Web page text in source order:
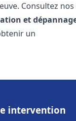
Consultez
et
un
intervention